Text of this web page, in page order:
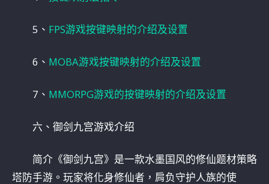
5、 FPS游戏按键映射的介绍及设置
6、 MOBA游戏按键映射的介绍及设置
7、 MMORPG游戏的按键映射的介绍及设置
六、御剑九宫游戏介绍
简介《御剑九宫》是一款水墨国风的修仙题材策略
塔防手游。玩家将化身修仙者，肩负守护人族的使